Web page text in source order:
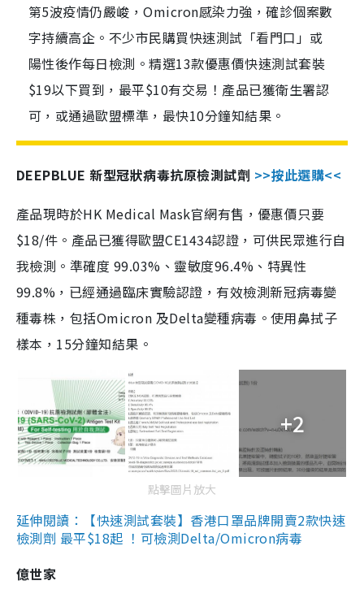
第5波疫情仍嚴峻，Omicron感染力強，確診個案數
字持續高企。不少市民購買快速測試「看門口」或
陽性後作每日檢測。精選13款優惠價快速測試套裝
$19以下買到，最平$10有交易！產品已獲衛生署認
可，或通過歐盟標準，最快10分鐘知結果。
DEEPBLUE 新型冠狀病毒抗原檢測試劑 >>按此選購<<
產品現時於HK Medical Mask官網有售，優惠價只要
$18/件。產品已獲得歐盟CE1434認證，可供民眾進行自
我檢測。準確度 99.03%、靈敏度96.4%、特異性
99.8%，已經通過臨床實驗認證，有效檢測新冠病毒變
種毒株，包括Omicron 及Delta變種病毒。使用鼻拭子
樣本，15分鐘知結果。
+2
點擊圖片放大
延伸閱讀：【快速測試套裝】香港口罩品牌開賣2款快速
檢測劑 最平$18起 ！可檢測Delta/Omicron病毒
億世家